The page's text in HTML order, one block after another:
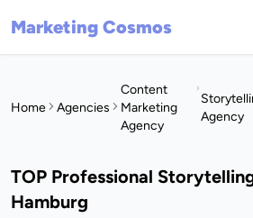
Marketing Cosmos
Home Agencies
Content
Marketing
Agency
Agency
TOP Professional
Hamburg